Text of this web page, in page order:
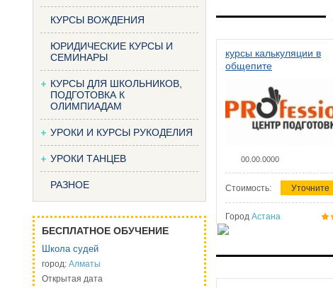
КУРСЫ ВОЖДЕНИЯ
ЮРИДИЧЕСКИЕ КУРСЫ И
СЕМИНАРЫ
КУРСЫ ДЛЯ ШКОЛЬНИКОВ,
ПОДГОТОВКА К
ОЛИМПИАДАМ
УРОКИ И КУРСЫ РУКОДЕЛИЯ
УРОКИ ТАНЦЕВ
РАЗНОЕ
БЕСПЛАТНОЕ ОБУЧЕНИЕ
Школа судей
город: Алматы
Открытая дата
курсы калькуляции в
общепите
00.00.0000
Стоимость: Уточните
Город Астана